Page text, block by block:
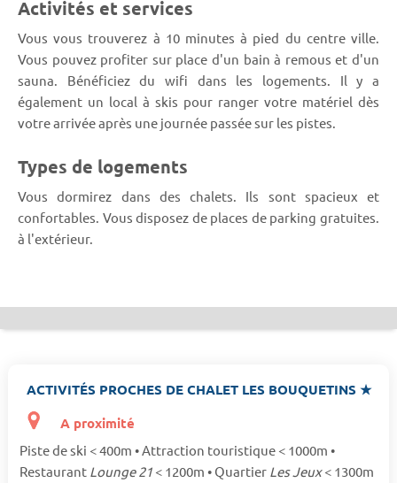
Activités et services
Vous vous trouverez à 10 minutes à pied du centre ville.
Vous pouvez profiter sur place d'un bain à remous et d'un
sauna. Bénéficiez du wifi dans les logements. Il y a
également un local à skis pour ranger votre matériel dès
votre arrivée après une journée passée sur les pistes.
Types de logements
Vous dormirez dans des chalets. Ils sont spacieux et
confortables. Vous disposez de places de parking gratuites.
à l'extérieur.
ACTIVITÉS PROCHES DE CHALET LES BOUQUETINS ★
A proximité
Piste de ski < 400m • Attraction touristique < 1000m •
Restaurant Lounge 21 < 1200m • Quartier Les Jeux< 1300m